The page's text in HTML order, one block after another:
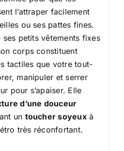
l’attraper facilement
ou ses pattes fines.
petits vêtements fixes
corps constituent
tactiles que votre tout-
manipuler et serrer
pour s’apaiser. Elle
d’une douceur
un toucher soyeuxà
très réconfortant.